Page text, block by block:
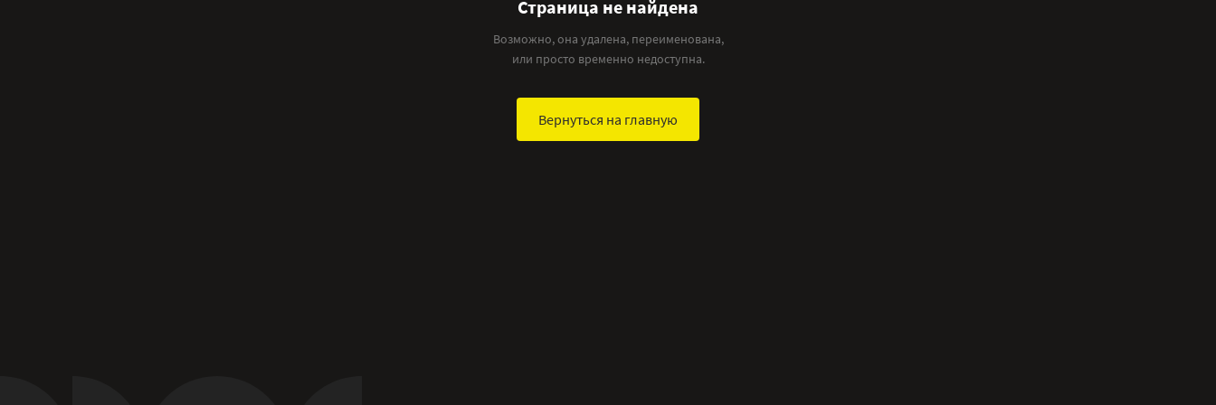
Страница не найдена
Возможно, она удалена, переименована,
или просто временно недоступна.
Вернуться на главную